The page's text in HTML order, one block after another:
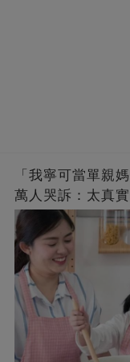
「我寧可當單親
萬人哭訴：太真